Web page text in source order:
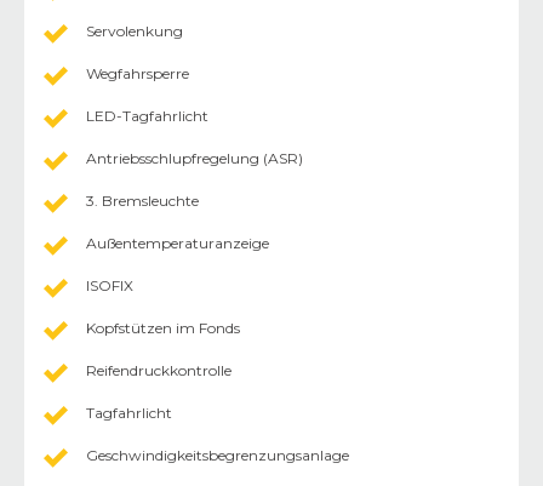
Servolenkung
Wegfahrsperre
LED-Tagfahrlicht
Antriebsschlupfregelung (ASR)
3. Bremsleuchte
Außentemperaturanzeige
ISOFIX
Kopfstützen im Fonds
Reifendruckkontrolle
Tagfahrlicht
Geschwindigkeitsbegrenzungsanlage